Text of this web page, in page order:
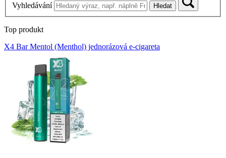
Vyhledávání Hledat
Top produkt
X4 Bar Mentol (Menthol) jednorázová e-cigareta